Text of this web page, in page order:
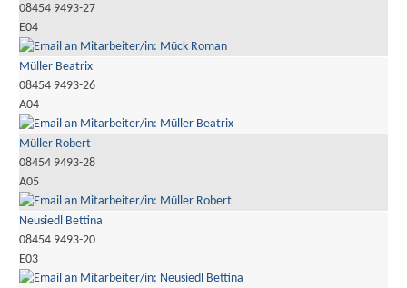
08454 9493-27
E04
Müller Beatrix
08454 9493-26
A04
Müller Robert
08454 9493-28
A05
Neusiedl Bettina
08454 9493-20
E03